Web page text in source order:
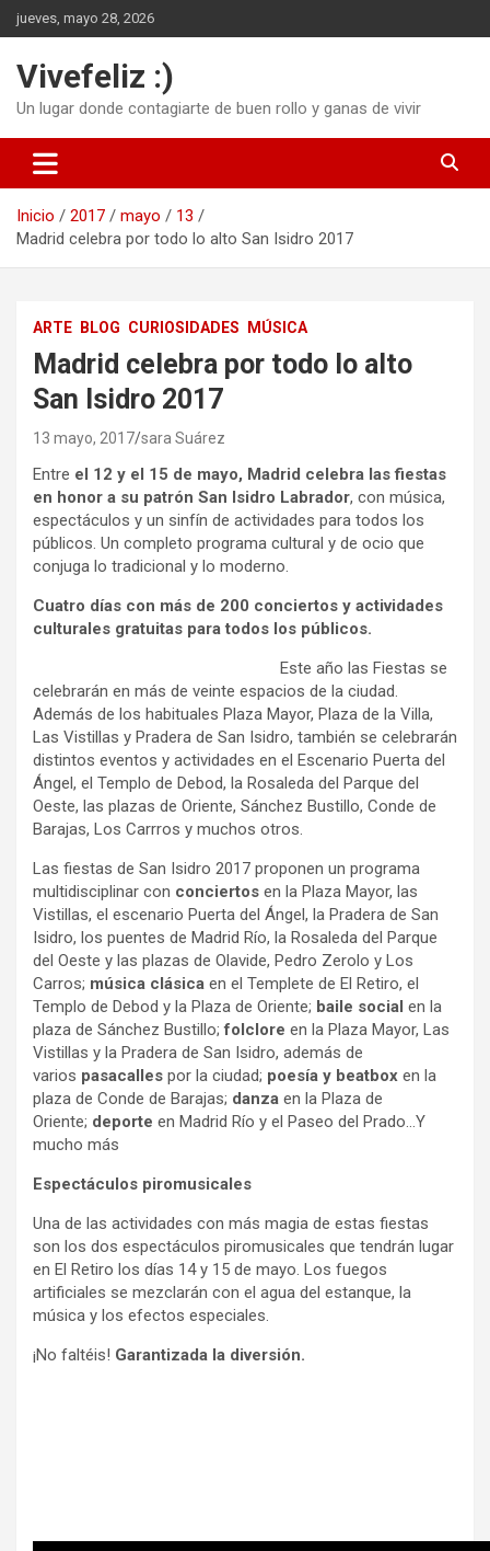
Saltar
al
jueves, mayo 28, 2026
Vivefeliz :)
Un lugar donde contagiarte de buen rollo y ganas de vivir
Inicio 2017 mayo
13
Madrid celebra por todo lo alto San Isidro 2017
ARTE BLOG CURIOSIDADES MÚSICA
Madrid celebra por todo lo alto
San Isidro 2017
13 mayo, 2017 sara Suárez
Entre el 12 y el 15 de mayo, Madrid celebra las fiestas
en honor a su patrón San Isidro Labrador, con música,
espectáculos y un sinfín de actividades para todos los
públicos. Un completo programa cultural y de ocio que
conjuga lo tradicional y lo moderno.
Cuatro días con más de 200 conciertos y actividades
culturales gratuitas para todos los públicos.
Este año las Fiestas se
celebrarán en más de veinte espacios de la ciudad.
Además de los habituales Plaza Mayor, Plaza de la Villa,
Las Vistillas y Pradera de San Isidro, también se celebrarán
distintos eventos y actividades en el Escenario Puerta del
Ángel, el Templo de Debod, la Rosaleda del Parque del
Oeste, las plazas de Oriente, Sánchez Bustillo, Conde de
Barajas, Los Carrros y muchos otros.
Las fiestas de San Isidro 2017 proponen un programa
multidisciplinar con conciertos en la Plaza Mayor, las
Vistillas, el escenario Puerta del Ángel, la Pradera de San
Isidro, los puentes de Madrid Río, la Rosaleda del Parque
del Oeste y las plazas de Olavide, Pedro Zerolo y Los
Carros; música clásica en el Templete de El Retiro, el
Templo de Debod y la Plaza de Oriente; baile social en la
plaza de Sánchez Bustillo;folclore en la Plaza Mayor, Las
Vistillas y la Pradera de San Isidro, además de
varios pasacalles por la ciudad; poesía y beatbox en la
plaza de Conde de Barajas; danza en la Plaza de
Oriente; deporte en Madrid Río y el Paseo del Prado…Y
mucho más
Espectáculos piromusicales
Una de las actividades con más magia de estas fiestas
son los dos espectáculos piromusicales que tendrán lugar
en El Retiro los días 14 y 15 de mayo. Los fuegos
artificiales se mezclarán con el agua del estanque, la
música y los efectos especiales.
¡No faltéis! Garantizada la diversión.